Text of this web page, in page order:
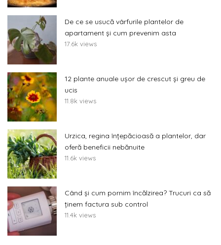
De ce se usucă vârfurile plantelor de
apartament și cum prevenim asta
17.6k views
12 plante anuale ușor de crescut și greu de
ucis
11.8k views
Urzica, regina înțepăcioasă a plantelor, dar
oferă beneficii nebănuite
11.6k views
Când și cum pornim încălzirea? Trucuri ca să
ținem factura sub control
11.4k views